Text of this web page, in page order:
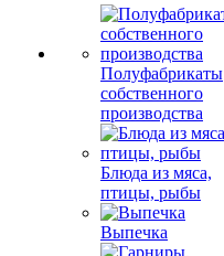
Полуфабрикаты
собственного
производства
Блюда из мяса,
птицы, рыбы
Выпечка